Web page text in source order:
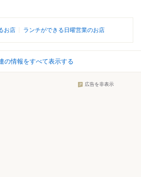
お店 ランチができる日曜営業のお店
の情報をすべて表示する
広告を非表示